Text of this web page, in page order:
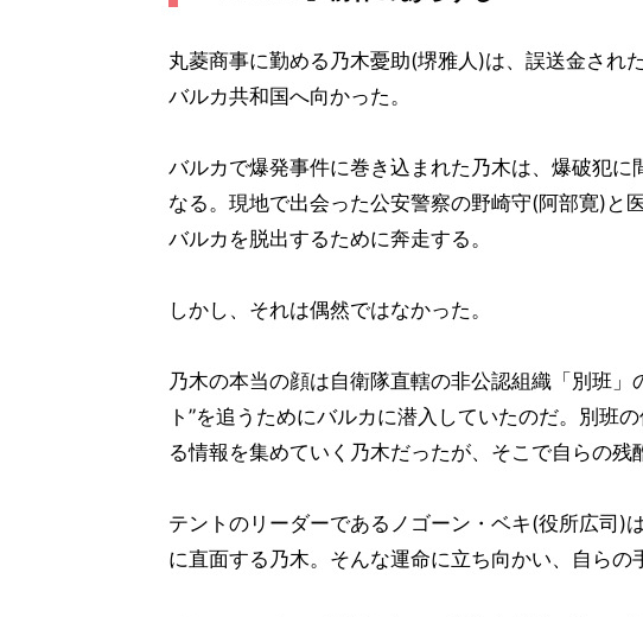
丸菱商事に勤める乃木憂助(堺雅人)は、誤送金され
バルカ共和国へ向かった。
バルカで爆発事件に巻き込まれた乃木は、爆破犯
なる。現地で出会った公安警察の野崎守(阿部寛)と
バルカを脱出するために奔走する。
しかし、それは偶然ではなかった。
乃木の本当の顔は自衛隊直轄の非公認組織「別班
ト”を追うためにバルカに潜入していたのだ。別班
る情報を集めていく乃木だったが、そこで自らの残
テントのリーダーであるノゴーン・ベキ(役所広司)
に直面する乃木。そんな運命に立ち向かい、自らの